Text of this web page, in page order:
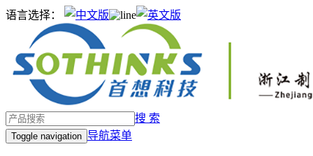
语言选择：
搜 索
Toggle navigation 导航菜单